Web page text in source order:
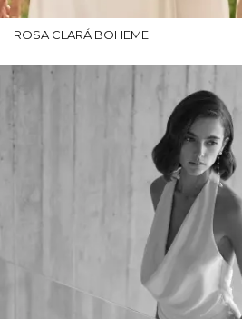
ROSA CLARÁ BOHEME